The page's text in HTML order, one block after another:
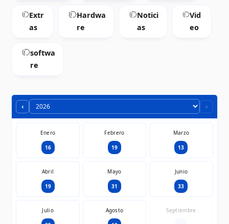
Extr
as
Hardwa
re
Notici
as
Vid
eo
softwa
re
‹ ›
Enero
16
Febrero
19
Marzo
13
Abril
19
Mayo
31
Junio
33
Julio Agosto Septiembre